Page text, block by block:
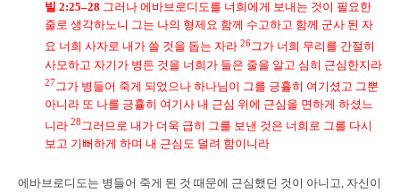
빌 2:25–28 그러나 에바브로디도를 너희에게 보내는 것이 필요한
줄로 생각하노니 그는 나의 형제요 함께 수고하고 함께 군사 된 자
요 너희 사자로 내가 쓸 것을 돕는 자라 26그가 너희 무리를 간절히
사모하고 자기가 병든 것을 너희가 들은 줄을 알고 심히 근심한지라
27그가 병들어 죽게 되었으나 하나님이 그를 긍휼히 여기셨고 그뿐
아니라 또 나를 긍휼히 여기사 내 근심 위에 근심을 면하게 하셨느
니라 28그러므로 내가 더욱 급히 그를 보낸 것은 너희로 그를 다시
보고 기뻐하게 하며 내 근심도 덜려 함이니라
에바브로디도는 병들어 죽게 된 것 때문에 근심했던 것이 아니고, 자신이